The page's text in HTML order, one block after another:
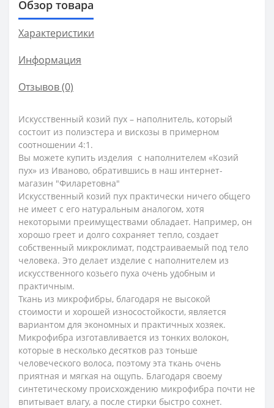
Обзор товара
Характеристики
Информация
Отзывов (0)
Искусственный козий пух – наполнитель, который
состоит из полиэстера и вискозы в примерном
соотношении 4:1.
Вы можете купить изделия с наполнителем «Козий
пух» из Иваново, обратившись в наш интернет-
магазин "Филаретовна"
Искусственный козий пух практически ничего общего
не имеет с его натуральным аналогом, хотя
некоторыми преимуществами обладает. Например, он
хорошо греет и долго сохраняет тепло, создает
собственный микроклимат, подстраиваемый под тело
человека. Это делает изделие с наполнителем из
искусственного козьего пуха очень удобным и
практичным.
Ткань из микрофибры, благодаря не высокой
стоимости и хорошей износостойкости, является
вариантом для экономных и практичных хозяек.
Микрофибра изготавливается из тонких волокон,
которые в несколько десятков раз тоньше
человеческого волоса, поэтому эта ткань очень
приятная и мягкая на ощупь. Благодаря своему
синтетическому происхождению микрофибра почти не
впитывает влагу, а после стирки быстро сохнет.